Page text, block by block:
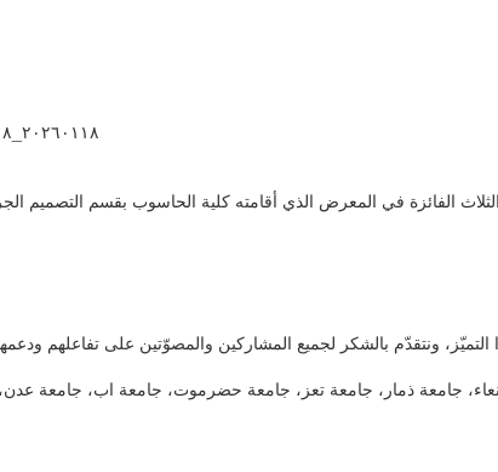
الفائزة في المعرض الذي أقامته كلية الحاسوب بقسم
التميّز، ونتقدّم بالشكر لجميع المشاركين والمصوّتين على تفاعلهم
جامعة ذمار، جامعة تعز، جامعة حضرموت، جامعة اب، جامعة عدن،